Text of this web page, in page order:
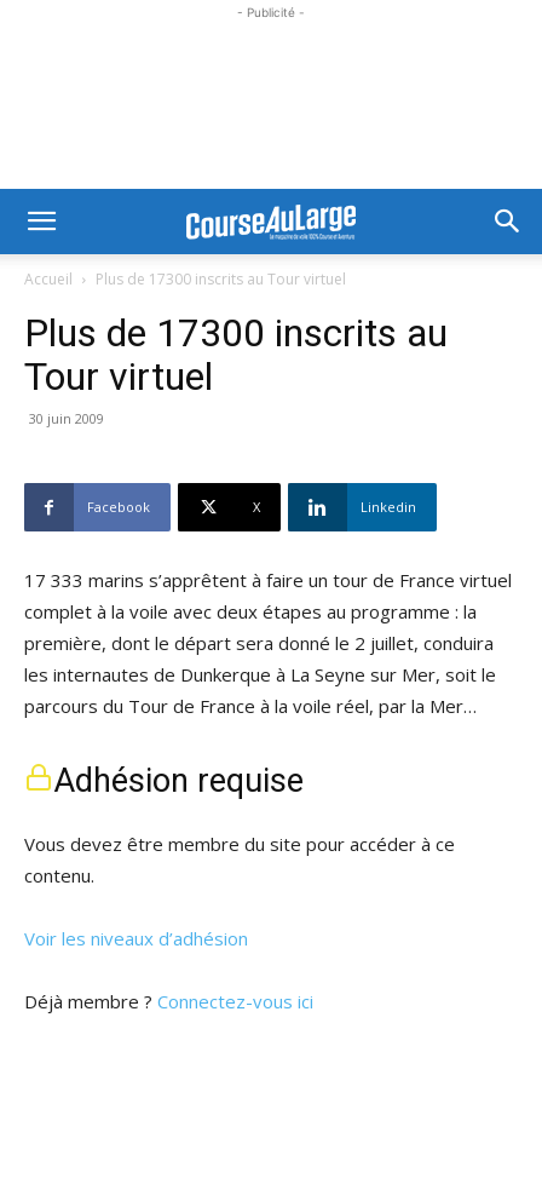
- Publicité -
Accueil Plus de 17300 inscrits au Tour virtuel
Plus de 17300 inscrits au
Tour virtuel
30 juin 2009
Facebook X Linkedin
17 333 marins s’apprêtent à faire un tour de France virtuel
complet à la voile avec deux étapes au programme : la
première, dont le départ sera donné le 2 juillet, conduira
les internautes de Dunkerque à La Seyne sur Mer, soit le
parcours du Tour de France à la voile réel, par la Mer…
Adhésion requise
Vous devez être membre du site pour accéder à ce
contenu.
Voir les niveaux d’adhésion
Déjà membre ? Connectez-vous ici